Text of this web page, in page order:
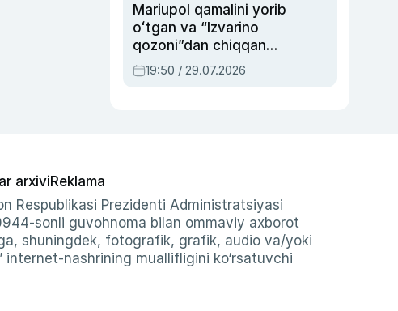
Mariupol qamalini yorib
oʻtgan va “Izvarino
qozoni”dan chiqqan
qahramon — Ukraina
armiyasi bosh
19:50 / 29.07.2026
arxiviReklama
Respublikasi Prezidenti Administratsiyasi
sonli guvohnoma bilan ommaviy axborot
shuningdek, fotografik, grafik, audio va/yoki
internet-nashrining muallifligini ko‘rsatuvchi